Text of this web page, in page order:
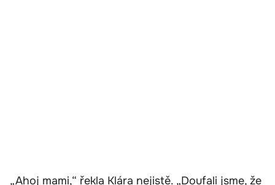
„Ahoj mami,“ řekla Klára nejistě. „Doufali jsme, že